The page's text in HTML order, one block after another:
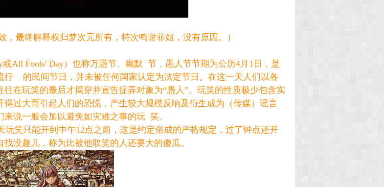
，最终解释权归梦次元所有，特次鸣谢菲姐，没有原因。）
All Fools' Day）也称万愚节、幽默 节，愚人节节期为公历4月1日，是
行 的民间节日，并未被任何国家认定为法定节日。在这一天人们以各
在玩笑的最后才揭穿并宣告捉弄对象为“愚人”。玩笑的性质极少包含实
得过大而引起人们的恐慌，产生较大规模反响及衍生成为（传媒）谣言
说一般会加以避免如灾难之事的玩 笑。
笑只能开到中午12点之前，这是约定俗成的严格规定，过了钟点还开
没趣儿，称为比被他取笑的人还要大的傻瓜。